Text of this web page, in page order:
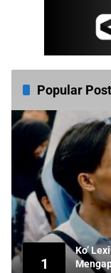
Popular Post
1
Ko’